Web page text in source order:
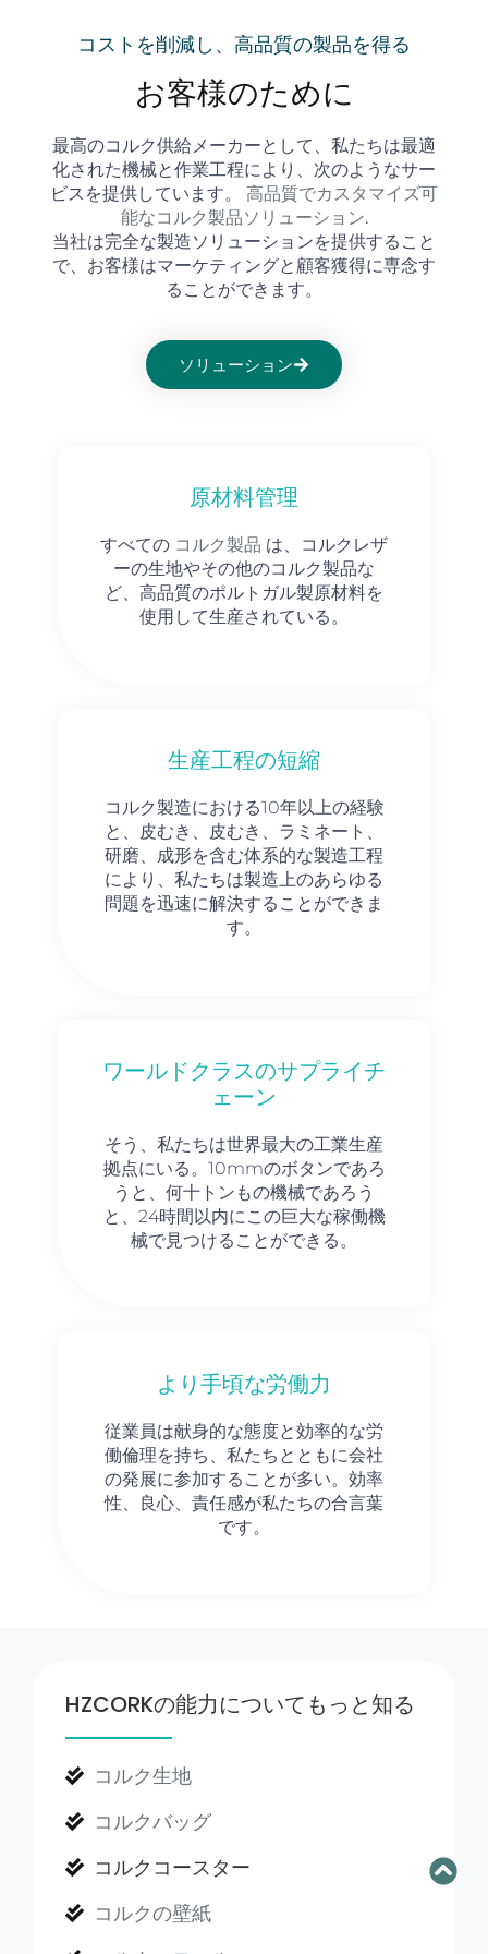
原材料管理
すべての コルク製品 は、コルクレザ
ーの生地やその他のコルク製品な
ど、高品質のポルトガル製原材料を
使用して生産されている。
生産工程の短縮
コルク製造における10年以上の経験
と、皮むき、皮むき、ラミネート、
研磨、成形を含む体系的な製造工程
により、私たちは製造上のあらゆる
問題を迅速に解決することができま
す。
ワールドクラスのサプライチ
ェーン
そう、私たちは世界最大の工業生産
拠点にいる。10mmのボタンであろ
うと、何十トンもの機械であろう
と、24時間以内にこの巨大な稼働機
械で見つけることができる。
より手頃な労働力
従業員は献身的な態度と効率的な労
働倫理を持ち、私たちとともに会社
の発展に参加することが多い。効率
性、良心、責任感が私たちの合言葉
です。
コストを削減し、高品質の製品を得る
お客様のために
最高のコルク供給メーカーとして、私たちは最適
化された機械と作業工程により、次のようなサー
ビスを提供しています。 高品質でカスタマイズ可
能なコルク製品ソリューション.
当社は完全な製造ソリューションを提供すること
で、お客様はマーケティングと顧客獲得に専念す
ることができます。
ソリューション
HZCORKの能力についてもっと知る
コルク生地
コルクバッグ
コルクコースター
コルクの壁紙